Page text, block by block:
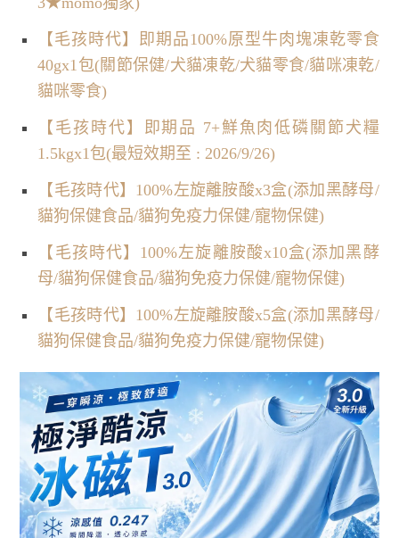
【毛孩時代】即期品100%原型牛肉塊凍乾零食
40gx1包(關節保健/犬貓凍乾/犬貓零食/貓咪凍乾/
貓咪零食)
【毛孩時代】即期品 7+鮮魚肉低磷關節犬糧
1.5kgx1包(最短效期至 : 2026/9/26)
【毛孩時代】100%左旋離胺酸x3盒(添加黑酵母/
貓狗保健食品/貓狗免疫力保健/寵物保健)
【毛孩時代】100%左旋離胺酸x10盒(添加黑酵
母/貓狗保健食品/貓狗免疫力保健/寵物保健)
【毛孩時代】100%左旋離胺酸x5盒(添加黑酵母/
貓狗保健食品/貓狗免疫力保健/寵物保健)